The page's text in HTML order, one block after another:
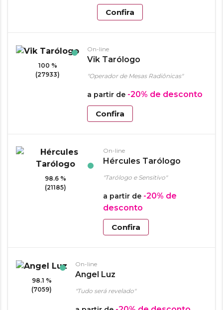
Confira
100 %
(27933)
On-line
Vik Tarólogo
"Operador de Mesas Radiônicas"
a partir de -20% de desconto
Confira
98.6 %
(21185)
On-line
Hércules Tarólogo
"Tarólogo e Sensitivo"
a partir de -20% de
desconto
Confira
98.1 %
(7059)
On-line
Angel Luz
"Tudo será revelado"